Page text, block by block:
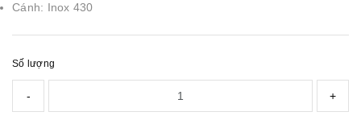
Cánh: Inox 430
Số lượng
- +